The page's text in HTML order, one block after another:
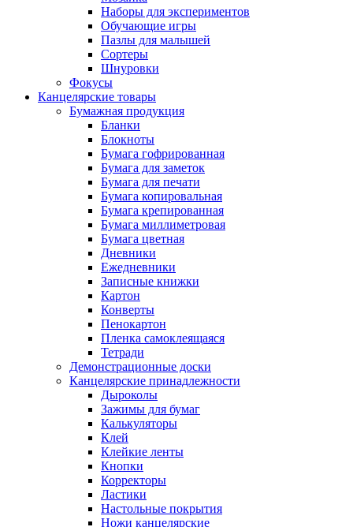
Наборы для экспериментов
Обучающие игры
Пазлы для малышей
Сортеры
Шнуровки
Фокусы
Канцелярские товары
Бумажная продукция
Бланки
Блокноты
Бумага гофрированная
Бумага для заметок
Бумага для печати
Бумага копировальная
Бумага крепированная
Бумага миллиметровая
Бумага цветная
Дневники
Ежедневники
Записные книжки
Картон
Конверты
Пенокартон
Пленка самоклеящаяся
Тетради
Демонстрационные доски
Канцелярские принадлежности
Дыроколы
Зажимы для бумаг
Калькуляторы
Клей
Клейкие ленты
Кнопки
Корректоры
Ластики
Настольные покрытия
Ножи канцелярские